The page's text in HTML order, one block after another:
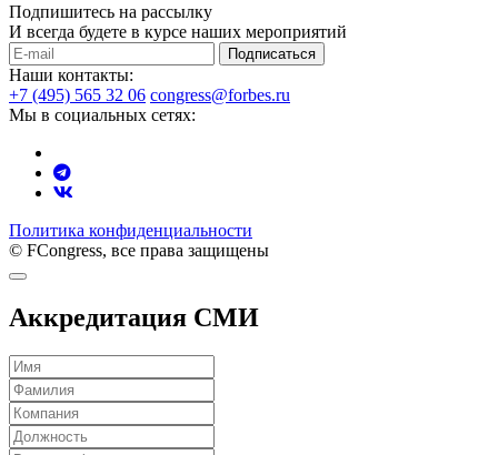
Подпишитесь на рассылку
И всегда будете в курсе наших мероприятий
Подписаться
Наши контакты:
+7 (495) 565 32 06 congress@forbes.ru
Мы в социальных сетях:
Политика конфиденциальности
© FCongress, все права защищены
Аккредитация СМИ